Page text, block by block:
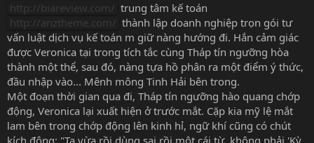
http://biareview.com/ trung tâm kế toán
http://anztheme.com/ thành lập doanh nghiệp trọn gói tư
vấn luật dịch vụ kế toán m giữ nàng hướng đi. Hắn cảm giác
được Veronica tại trong tích tắc cùng Tháp tín ngưỡng hòa
thành một thể, sau đó, nàng tựa hồ phân ra một điểm ý thức,
đầu nhập vào... Mênh mông Tinh Hải bên trong.
Một đoạn thời gian qua đi, Tháp tín ngưỡng hào quang chớp
động, Veronica lại xuất hiện ở trước mắt. Cặp kia mỹ lệ mắt
lam bên trong chớp động lên kinh hỉ, ngữ khí cũng có chút
kích động: "Ta vừa rồi dùng sai rồi một cái từ, không phải 'Kỳ